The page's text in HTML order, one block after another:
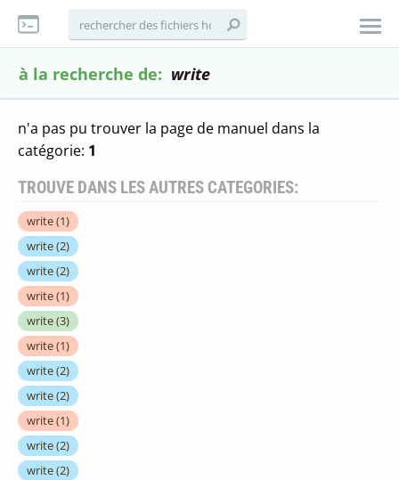
à la recherche de: write
n'a pas pu trouver la page de manuel dans la
catégorie: 1
TROUVE DANS LES AUTRES CATEGORIES:
write(1)
write(2)
write(2)
write(1)
write(3)
write(1)
write(2)
write(2)
write(1)
write(2)
write(2)